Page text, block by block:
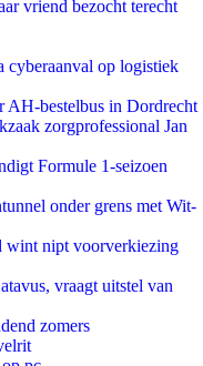
vriend bezocht terecht
op logistiek
AH-bestelbus in Dordrecht
zorgprofessional Jan
Formule 1-seizoen
onder grens met Wit-
wint nipt voorverkiezing
vraagt uitstel van
zomers